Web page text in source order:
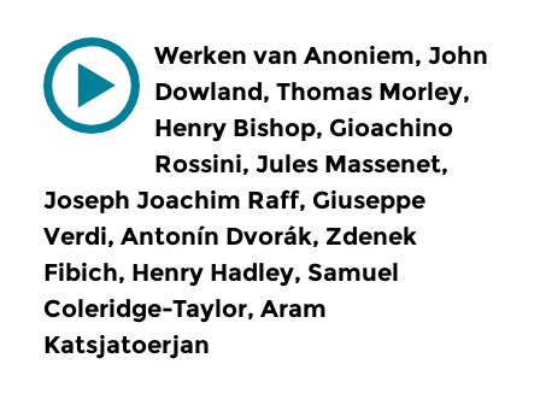
Werken van Anoniem, John
Dowland, Thomas Morley,
Henry Bishop, Gioachino
Rossini, Jules Massenet,
Joseph Joachim Raff, Giuseppe
Verdi, Antonín Dvorák, Zdenek
Fibich, Henry Hadley, Samuel
Coleridge-Taylor, Aram
Katsjatoerjan